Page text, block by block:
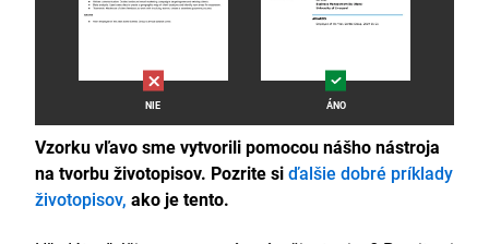
NIE ÁNO
Vzorku vľavo sme vytvorili pomocou nášho nástroja
na tvorbu životopisov. Pozrite siďalšie dobré príklady
životopisov, ako je tento.